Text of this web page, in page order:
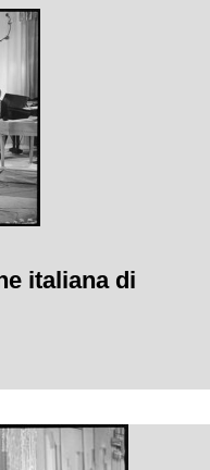
italiana di